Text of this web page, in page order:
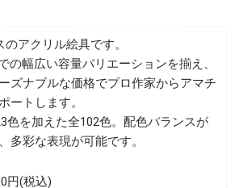
アクリル絵具です。
の幅広い容量バリエーションを揃え、
ズナブルな価格でプロ作家からアマチ
ートします。
色を加えた全102色。配色バランスが
多彩な表現が可能です。
円(税込)